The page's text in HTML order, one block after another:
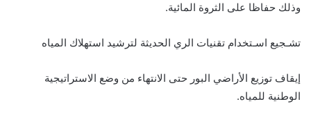
وذلك حفاظا على الثروة المائية.
تشـجيع اسـتخدام تقنيات الري الحديثة لترشيد استهلاك المياه
إيقاف توزيع الأراضي البور حتى الانتهاء من وضع الاستراتيجية
الوطنية للمياه.